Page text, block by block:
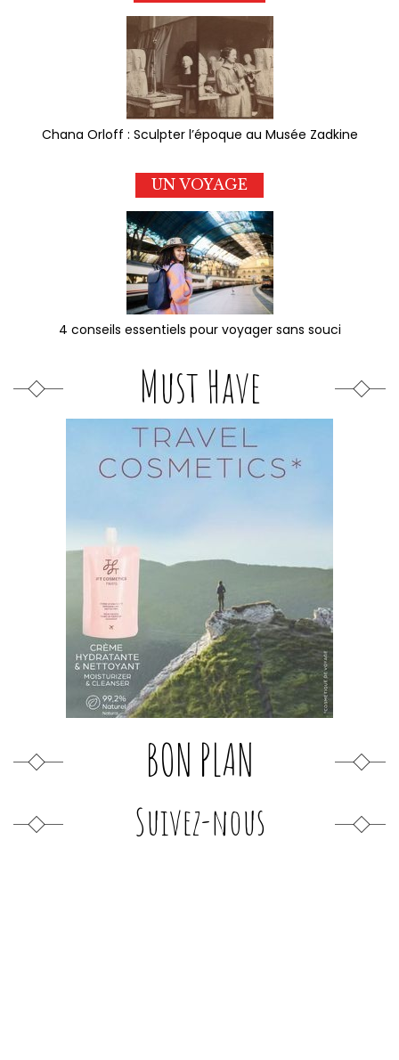
Chana Orloff : Sculpter l’époque au Musée Zadkine
UN VOYAGE
4 conseils essentiels pour voyager sans souci
Must Have
BON PLAN
Suivez-nous